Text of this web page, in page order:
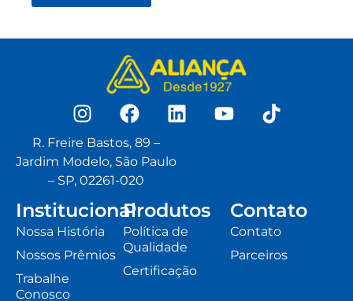
R. Freire Bastos, 89 –
Jardim Modelo, São Paulo
– SP, 02261-020
Institucional
Nossa História
Nossos Prêmios
Trabalhe
Conosco
Produtos
Política de
Qualidade
Certificação
Contato
Contato
Parceiros